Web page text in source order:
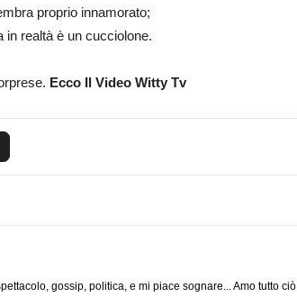
proprio innamorato;
in realtà è un cucciolone.
Ecco Il Video Witty Tv
gossip, politica, e mi piace sognare... Amo tutto ciò